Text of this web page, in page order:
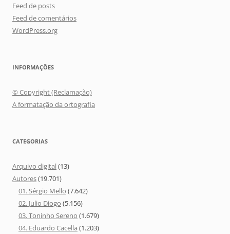
Feed de posts
Feed de comentários
WordPress.org
INFORMAÇÕES
© Copyright (Reclamação)
A formatação da ortografia
CATEGORIAS
Arquivo digital(13)
Autores(19.701)
01. Sérgio Mello (7.642)
02. Julio Diogo (5.156)
03. Toninho Sereno (1.679)
04. Eduardo Cacella (1.203)